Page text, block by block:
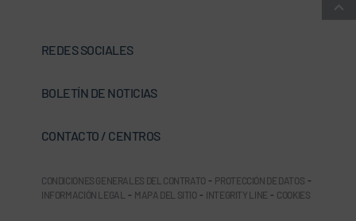
REDES SOCIALES
BOLETÍN DE NOTICIAS
CONTACTO / CENTROS
CONDICIONES GENERALES DEL CONTRATO - PROTECCIÓN DE DATOS -
INFORMACIÓN LEGAL - MAPA DEL SITIO - INTEGRITY LINE - COOKIES